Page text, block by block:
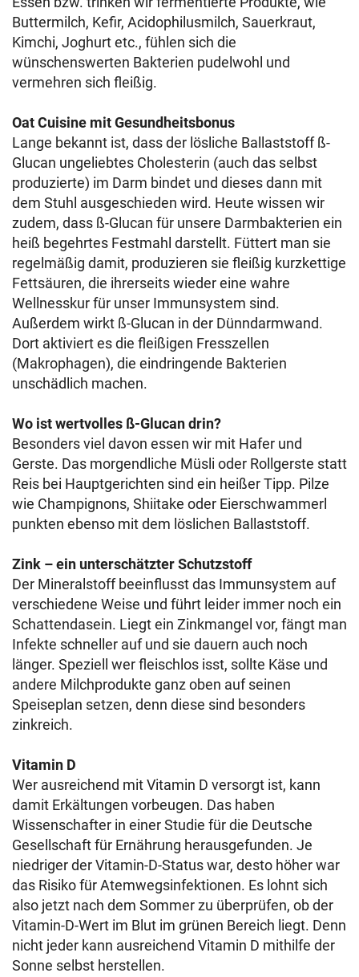
Buttermilch, Kefir, Acidophilusmilch, Sauerkraut,
Kimchi, Joghurt etc., fühlen sich die
wünschenswerten Bakterien pudelwohl und
vermehren sich fleißig.
Oat Cuisine mit Gesundheitsbonus
Lange bekannt ist, dass der lösliche Ballaststoff ß-
Glucan ungeliebtes Cholesterin (auch das selbst
produzierte) im Darm bindet und dieses dann mit
dem Stuhl ausgeschieden wird. Heute wissen wir
zudem, dass ß-Glucan für unsere Darmbakterien ein
heiß begehrtes Festmahl darstellt. Füttert man sie
regelmäßig damit, produzieren sie fleißig kurzkettige
Fettsäuren, die ihrerseits wieder eine wahre
Wellnesskur für unser Immunsystem sind.
Außerdem wirkt ß-Glucan in der Dünndarmwand.
Dort aktiviert es die fleißigen Fresszellen
(Makrophagen), die eindringende Bakterien
unschädlich machen.
Wo ist wertvolles ß-Glucan drin?
Besonders viel davon essen wir mit Hafer und
Gerste. Das morgendliche Müsli oder Rollgerste statt
Reis bei Hauptgerichten sind ein heißer Tipp. Pilze
wie Champignons, Shiitake oder Eierschwammerl
punkten ebenso mit dem löslichen Ballaststoff.
Zink – ein unterschätzter Schutzstoff
Der Mineralstoff beeinflusst das Immunsystem auf
verschiedene Weise und führt leider immer noch ein
Schattendasein. Liegt ein Zinkmangel vor, fängt man
Infekte schneller auf und sie dauern auch noch
länger. Speziell wer fleischlos isst, sollte Käse und
andere Milchprodukte ganz oben auf seinen
Speiseplan setzen, denn diese sind besonders
zinkreich.
Vitamin D
Wer ausreichend mit Vitamin D versorgt ist, kann
damit Erkältungen vorbeugen. Das haben
Wissenschafter in einer Studie für die Deutsche
Gesellschaft für Ernährung herausgefunden. Je
niedriger der Vitamin-D-Status war, desto höher war
das Risiko für Atemwegsinfektionen. Es lohnt sich
also jetzt nach dem Sommer zu überprüfen, ob der
Vitamin-D-Wert im Blut im grünen Bereich liegt. Denn
nicht jeder kann ausreichend Vitamin D mithilfe der
Sonne selbst herstellen.